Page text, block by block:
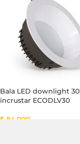
Bala LED downlight
incrustar ECODLV30
$ 84.000